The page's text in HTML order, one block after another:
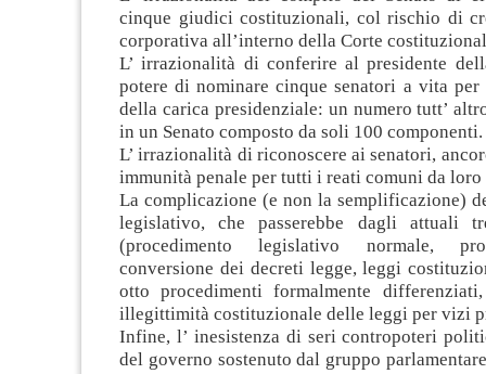
cinque giudici costituzionali, col rischio di
corporativa all’interno della Corte
L’ irrazionalità di conferire al presidente
potere di nominare cinque senatori a vita per
della carica presidenziale: un numero tutt’
in un Senato composto da soli 100 componenti.
L’ irrazionalità di riconoscere ai senatori,
immunità penale per tutti i reati comuni da loro
La complicazione (e non la semplificazione)
legislativo, che passerebbe dagli attuali
(procedimento legislativo normale,
conversione dei decreti legge, leggi
otto procedimenti formalmente
illegittimità costituzionale delle leggi per vizi
Infine, l’ inesistenza di seri contropoteri
del governo sostenuto dal gruppo